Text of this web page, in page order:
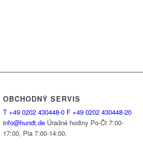
OBCHODNÝ SERVIS
T +49 0202 430448-0 F +49 0202 430448-20
info@hundt.de Úradné hodiny Po-Čt 7:00-
17:00, Pia 7:00-14:00.